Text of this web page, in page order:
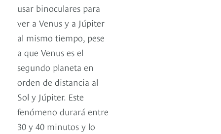
usar binoculares para
ver a Venus y a Júpiter
al mismo tiempo, pese
a que Venus es el
segundo planeta en
orden de distancia al
Sol y Júpiter. Este
fenómeno durará entre
30 y 40 minutos y lo